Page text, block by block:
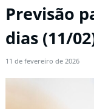
Previsão
dias (11/
11 de fevereiro de 2026